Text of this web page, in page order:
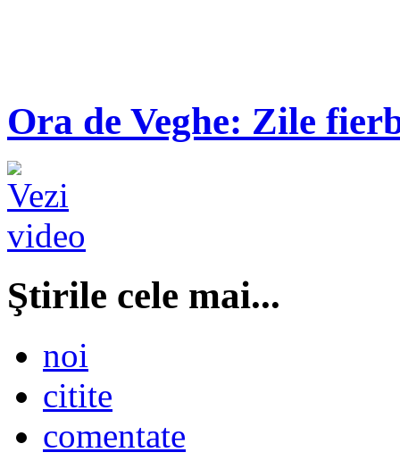
Ora de Veghe: Zile
Ştirile cele mai...
noi
citite
comentate